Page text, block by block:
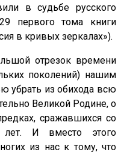
в судьбе русского
первого тома книги
в кривых зеркалах»).
отрезок времени
поколений) нашим
убрать из обихода всю
Великой Родине, о
сражавшихся со
И вместо этого
из нас к тому, что